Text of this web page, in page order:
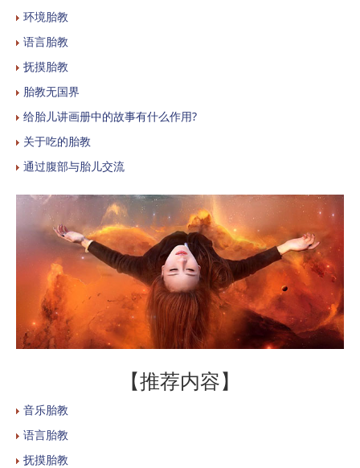
环境胎教
语言胎教
抚摸胎教
胎教无国界
给胎儿讲画册中的故事有什么作用?
关于吃的胎教
通过腹部与胎儿交流
【推荐内容】
音乐胎教
语言胎教
抚摸胎教